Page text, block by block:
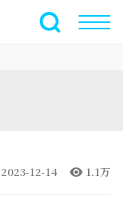
全文搜索
12-14 1.1万